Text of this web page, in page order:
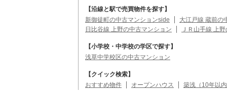
【沿線と駅で売買物件を探す】
新御徒町の中古マンションside
大江戸線 蔵前の
日比谷線 上野の中古マンション
ＪＲ山手線 上
【小学校・中学校の学区で探す】
浅草中学校区の中古マンション
【クイック検索】
おすすめ物件
オープンハウス 築浅（10年以